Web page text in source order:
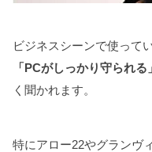
ビジネスシーンで使って
「PCがしっかり守られる
く聞かれます。
特にアロー22やグランヴ